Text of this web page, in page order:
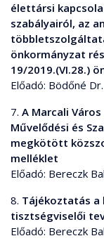
élettársi
szabályairól, az
önkormányzat
19/2019.(VI.28.)
Előadó: Bödőné
7. A Marcali
Művelődési és
megkötött
melléklet
Előadó: Bereczk
8. Tájékoztatás
tisztségviselői
Előadó: Bereczk